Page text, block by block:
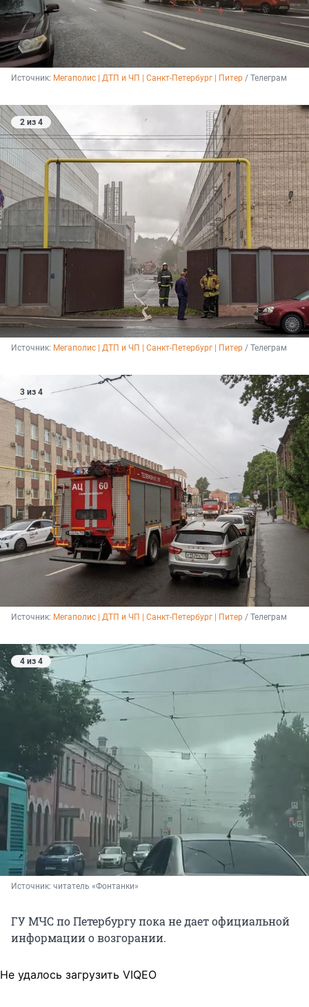
Источник: Мегаполис | ДТП и ЧП | Санкт-Петербург | Питер / Телеграм
2 из 4
Источник: Мегаполис | ДТП и ЧП | Санкт-Петербург | Питер / Телеграм
3 из 4
Источник: Мегаполис | ДТП и ЧП | Санкт-Петербург | Питер / Телеграм
4 из 4
Источник: читатель «Фонтанки»
ГУ МЧС по Петербургу пока не дает официальной
информации о возгорании.
Не удалось загрузить VIQEO